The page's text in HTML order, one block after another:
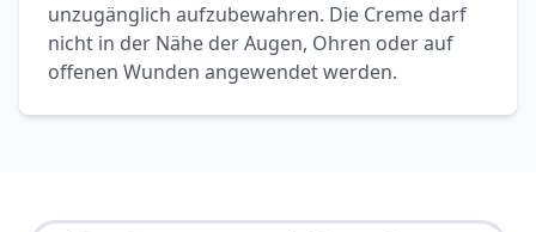
unzugänglich aufzubewahren. Die Creme darf
nicht in der Nähe der Augen, Ohren oder auf
offenen Wunden angewendet werden.